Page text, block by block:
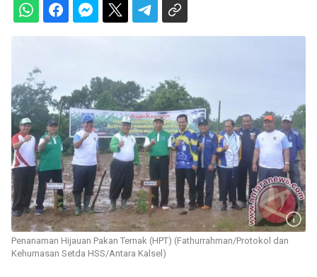
Penanaman Hijauan Pakan Ternak (HPT) (Fathurrahman/Protokol dan
Kehumasan Setda HSS/Antara Kalsel)